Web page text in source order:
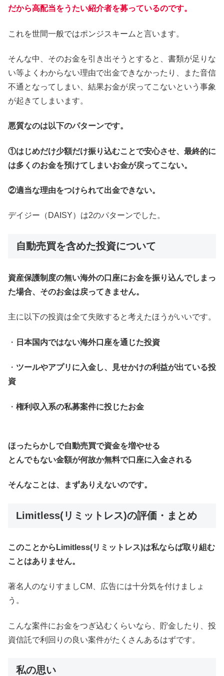
だから高配当をうたい紹介者を募っているのです。
これを世間一般ではポンジスキームと言います。
そんな中、そのお金を引き出そうとすると、書類が足りな
い等よくわからない理由で出金できなかったり、また音信
不通となってしまい、結果お金が戻ってこないという事象
が起きてしまいます。
悪質なのは以下のパターンです。
①はじめだけ少額だけ振り込むことで安心させ、最終的に
は多くのお金を預けてしまいお金が戻ってこない。
②適当な理由をつけられて出金できない。
デイジー（DAISY）は2のパターンでした。
自動売買を含めた投資について
資産保護制度の無い海外の口座にお金を振り込んでしまっ
た場合、そのお金は戻ってきません。
主に以下の投資は全て失敗すると考えたほうがいいです。
・ 日本国内ではない海外口座を通じた投資
・ ツールやアプリに入金し、見せかけの利益が出ている投
資
・ 権利収入系の私募案件に投じたお金
ほったらかしで自動売買で資金を増やせる
とんでもない金額が何故か無料で口座に入金される
そんなことは、まずありえないのです。
Limitless(リミットレス)の評価・まとめ
このことからLimitless(リミットレス)は私ならば取り組む
ことはありません。
著名人のなりすましCM、広告には十分気を付けましょ
う。
こんな案件にお金をつぎ込むくらいなら、貯金したり、投
資信託で利回りの良い案件がたくさんあるはずです。
私の思い